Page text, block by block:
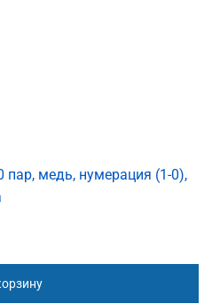
пар, медь, нумерация (1-0),